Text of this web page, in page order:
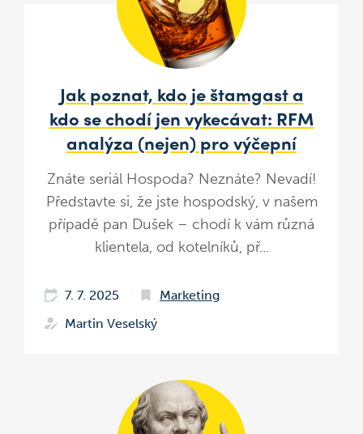
Jak poznat, kdo je štamgast a
kdo se chodí jen vykecávat: RFM
analýza (nejen) pro výčepní
Znáte seriál Hospoda? Neznáte? Nevadí!
Představte si, že jste hospodský, v našem
případě pan Dušek – chodí k vám různá
klientela, od kotelníků, př...
7. 7. 2025
Marketing
Martin Veselský